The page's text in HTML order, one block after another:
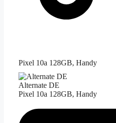
Pixel 10a 128GB, Handy
Alternate DE
Pixel 10a 128GB, Handy